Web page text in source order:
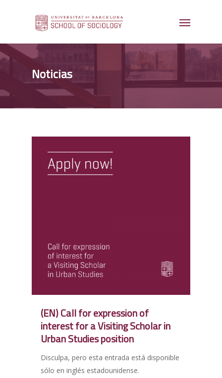
Noticias
(EN) Call for expression of
interest for a Visiting Scholar in
Urban Studies position
Disculpa, pero esta entrada está disponible
sólo en inglés estadounidense.